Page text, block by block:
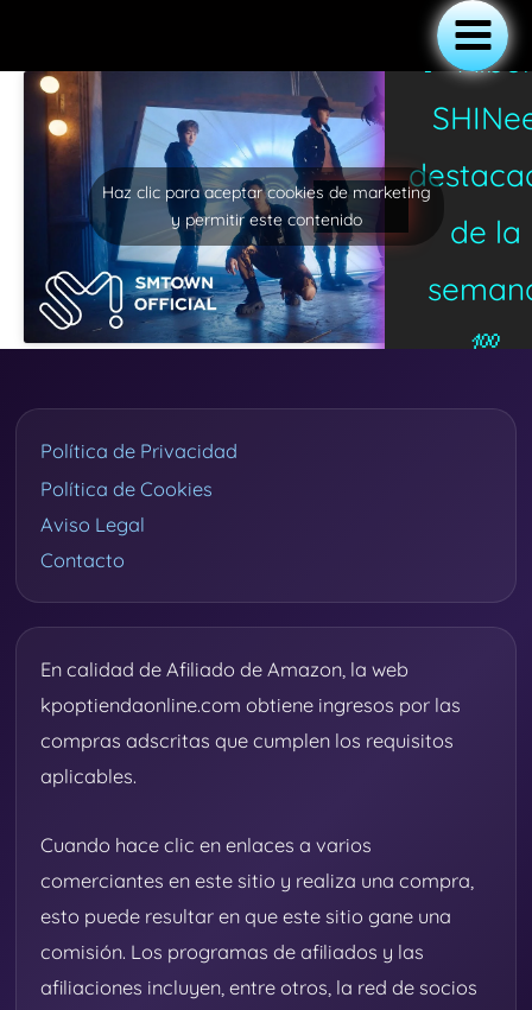
contenido
Main
Menu
💯
de la
💯
Haz clic para aceptar cookies de marketing
y permitir este contenido
Política de Privacidad
Política de Cookies
Aviso Legal
Contacto
En calidad de Afiliado de Amazon, la web
kpoptiendaonline.com obtiene ingresos por las
compras adscritas que cumplen los requisitos
aplicables.
Cuando hace clic en enlaces a varios
comerciantes en este sitio y realiza una compra,
esto puede resultar en que este sitio gane una
comisión. Los programas de afiliados y las
afiliaciones incluyen, entre otros, la red de socios